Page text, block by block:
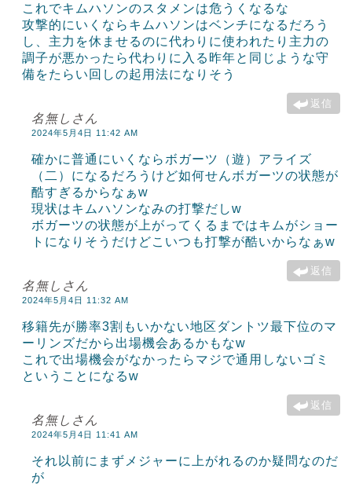
これでキムハソンのスタメンは危うくなるな
攻撃的にいくならキムハソンはベンチになるだろう
し、主力を休ませるのに代わりに使われたり主力の
調子が悪かったら代わりに入る昨年と同じような守
備をたらい回しの起用法になりそう
返信
名無しさん
2024年5月4日 11:42 AM
確かに普通にいくならボガーツ（遊）アライズ
（二）になるだろうけど如何せんボガーツの状態が
酷すぎるからなぁw
現状はキムハソンなみの打撃だしw
ボガーツの状態が上がってくるまではキムがショー
トになりそうだけどこいつも打撃が酷いからなぁw
返信
名無しさん
2024年5月4日 11:32 AM
移籍先が勝率3割もいかない地区ダントツ最下位のマ
ーリンズだから出場機会あるかもなw
これで出場機会がなかったらマジで通用しないゴミ
ということになるw
返信
名無しさん
2024年5月4日 11:41 AM
それ以前にまずメジャーに上がれるのか疑問なのだ
が